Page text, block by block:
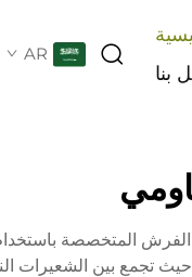
بنا
AR
الفرش المتخصصة
تجمع بين الشعيرات